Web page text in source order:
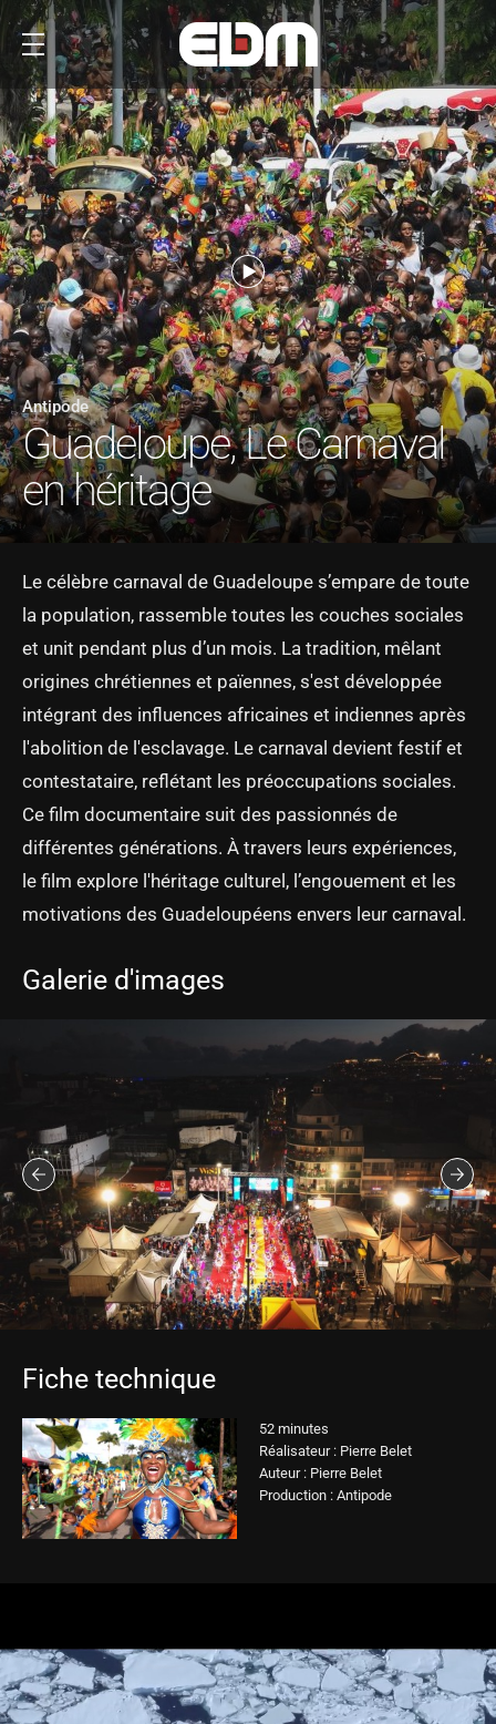
Antipode
Guadeloupe, Le Carnaval
en héritage
Le célèbre carnaval de Guadeloupe s’empare de toute
la population, rassemble toutes les couches sociales
et unit pendant plus d’un mois. La tradition, mêlant
origines chrétiennes et païennes, s'est développée
intégrant des influences africaines et indiennes après
l'abolition de l'esclavage. Le carnaval devient festif et
contestataire, reflétant les préoccupations sociales.
Ce film documentaire suit des passionnés de
différentes générations. À travers leurs expériences,
le film explore l'héritage culturel, l’engouement et les
motivations des Guadeloupéens envers leur carnaval.
Galerie d'images
Fiche technique
52 minutes
Réalisateur : Pierre Belet
Auteur : Pierre Belet
Production : Antipode